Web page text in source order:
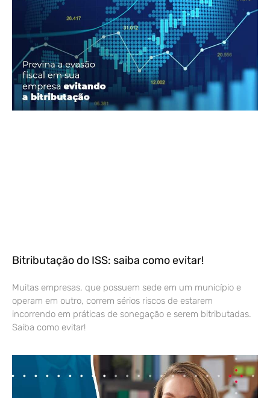
Bitributação do ISS: saiba como evitar!
Muitas empresas, que possuem sede em um município e
operam em outro, correm sérios riscos de estarem
incorrendo em práticas de sonegação e serem bitributadas.
Saiba como evitar!